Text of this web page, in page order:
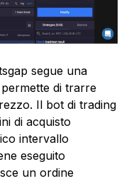
segue una
di trarre
Il bot di trading
di acquisto
intervallo
eseguito
un ordine